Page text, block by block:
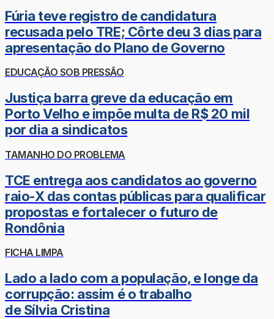
Fúria teve registro de candidatura
recusada pelo TRE; Côrte deu 3 dias para
apresentação do Plano de Governo
EDUCAÇÃO SOB PRESSÃO
Justiça barra greve da educação em
Porto Velho e impõe multa de R$ 20 mil
por dia a sindicatos
TAMANHO DO PROBLEMA
TCE entrega aos candidatos ao governo
raio-X das contas públicas para qualificar
propostas e fortalecer o futuro de
Rondônia
FICHA LIMPA
Lado a lado com a população, e longe da
corrupção: assim é o trabalho
de Sílvia Cristina